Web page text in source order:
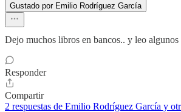
Gustado por Emilio Rodríguez García
Dejo muchos libros en bancos.. y leo
Responder
Compartir
2 respuestas de Emilio Rodríguez García y